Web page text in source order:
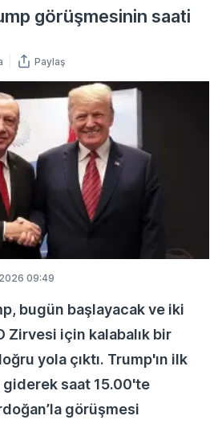
görüşmesinin saati
Paylaş
09:49
bugün başlayacak ve iki
Zirvesi için kalabalık bir
yola çıktı. Trump'ın ilk
giderek saat 15.00'te
görüşmesi